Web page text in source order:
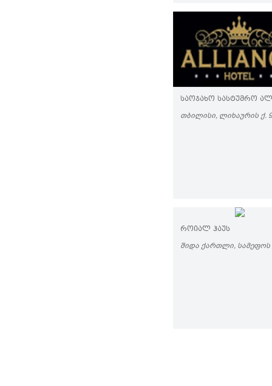
ᲡᲐᲝᲯᲐᲮᲝ ᲡᲐᲡᲢᲣᲛᲠᲝ
ᲗᲑᲘᲚᲘᲡᲘ, ᲚᲘᲮᲐᲣᲠᲘᲡ Ქ. 9
ᲠᲝᲘᲐᲚ ᲰᲐᲣᲡ
ᲨᲘᲓᲐ ᲥᲐᲠᲗᲚᲘ, ᲡᲐᲛᲔᲤᲝᲡ